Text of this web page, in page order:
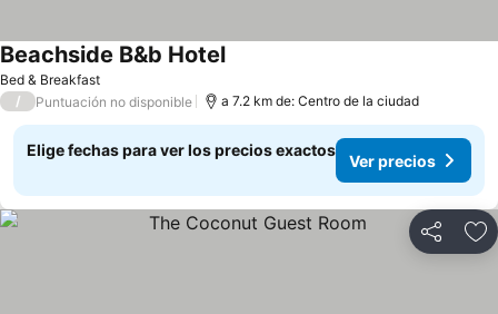
Bed & Breakfast
Beachside B&b Hotel
/ Puntuación no disponible a 7.2 km de: Centro de la ciudad
Elige fechas para ver los precios exactos
Ver precios
Compartir